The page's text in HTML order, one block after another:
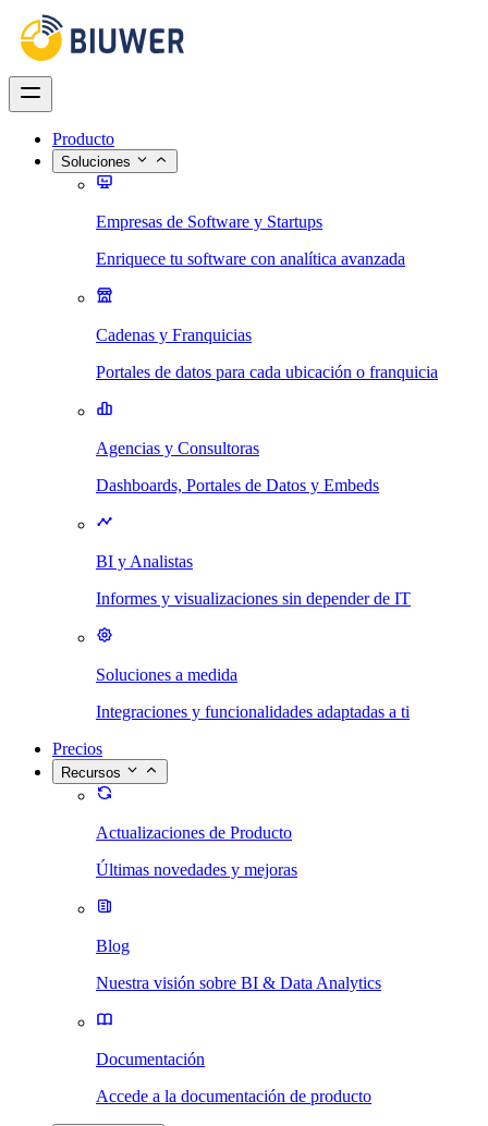
Producto
Soluciones
Empresas de Software y Startups
Enriquece tu software con analítica avanzada
Cadenas y Franquicias
Portales de datos para cada ubicación o franquicia
Agencias y Consultoras
Dashboards, Portales de Datos y Embeds
BI y Analistas
Informes y visualizaciones sin depender de IT
Soluciones a medida
Integraciones y funcionalidades adaptadas a ti
Precios
Recursos
Actualizaciones de Producto
Últimas novedades y mejoras
Blog
Nuestra visión sobre BI & Data Analytics
Documentación
Accede a la documentación de producto